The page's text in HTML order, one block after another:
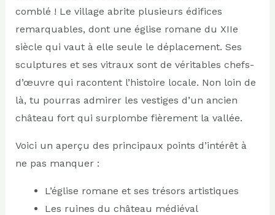
comblé ! Le village abrite plusieurs édifices
remarquables, dont une église romane du XIIe
siècle qui vaut à elle seule le déplacement. Ses
sculptures et ses vitraux sont de véritables chefs-
d’œuvre qui racontent l’histoire locale. Non loin de
là, tu pourras admirer les vestiges d’un ancien
château fort qui surplombe fièrement la vallée.
Voici un aperçu des principaux points d’intérêt à
ne pas manquer :
L’église romane et ses trésors artistiques
Les ruines du château médiéval